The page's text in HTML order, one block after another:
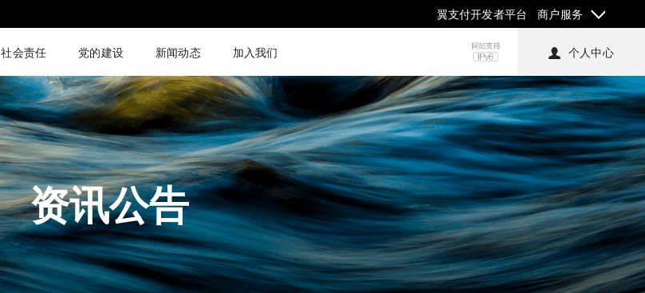
翼支付开发者平台 商户服务
社会责任 党的建设 新闻动态 加入我们 个人中心
资讯公告